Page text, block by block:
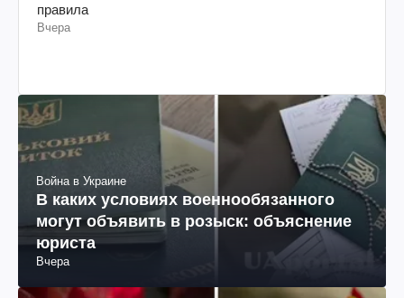
правила
Вчера
Война в Украине
В каких условиях военнообязанного
могут объявить в розыск: объяснение
юриста
Вчера